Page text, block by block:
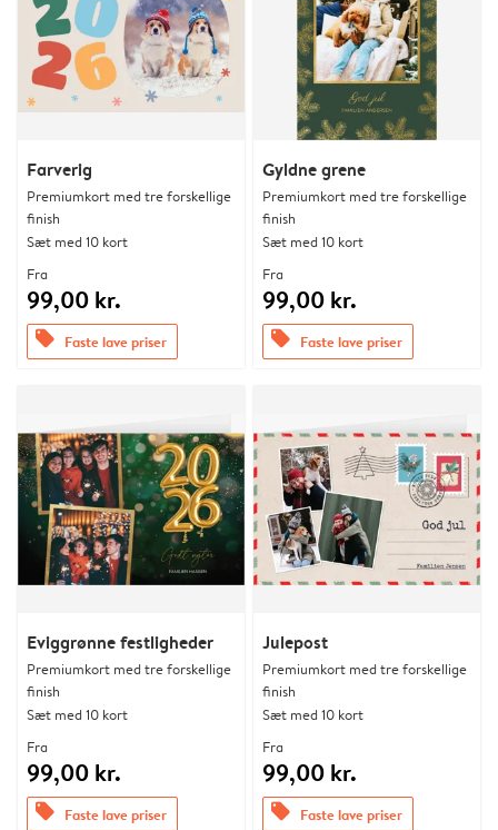
Farverig
Premiumkort med tre forskellige
finish
Sæt med 10 kort
Fra
99,00 kr.
offers Faste lave priser
Gyldne grene
Premiumkort med tre forskellige
finish
Sæt med 10 kort
Fra
99,00 kr.
offers Faste lave priser
Eviggrønne festligheder
Premiumkort med tre forskellige
finish
Sæt med 10 kort
Fra
99,00 kr.
offers Faste lave priser
Julepost
Premiumkort med tre forskellige
finish
Sæt med 10 kort
Fra
99,00 kr.
offers Faste lave priser